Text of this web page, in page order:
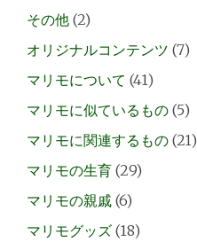
その他 (2)
オリジナルコンテンツ (7)
マリモについて (41)
マリモに似ているもの (5)
マリモに関連するもの (21)
マリモの生育 (29)
マリモの親戚 (6)
マリモグッズ (18)